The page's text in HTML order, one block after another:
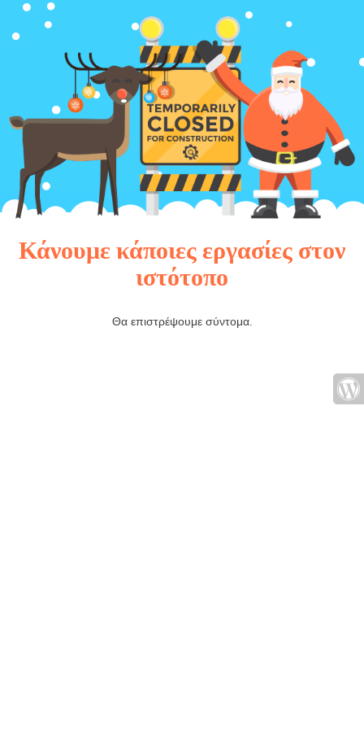
Κάνουμε κάποιες εργασίες στον
ιστότοπο
Θα επιστρέψουμε σύντομα.